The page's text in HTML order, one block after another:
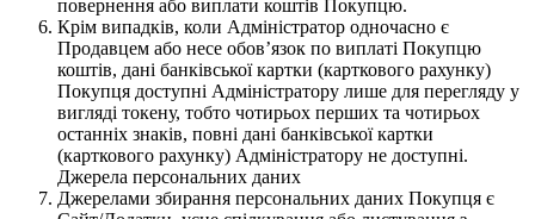
повернення або виплати коштів Покупцю.
Крім випадків, коли Адміністратор одночасно є
Продавцем або несе обов’язок по виплаті Покупцю
коштів, дані банківської картки (карткового рахунку)
Покупця доступні Адміністратору лише для перегляду у
вигляді токену, тобто чотирьох перших та чотирьох
останніх знаків, повні дані банківської картки
(карткового рахунку) Адміністратору не доступні.
Джерела персональних даних
Джерелами збирання персональних даних Покупця є